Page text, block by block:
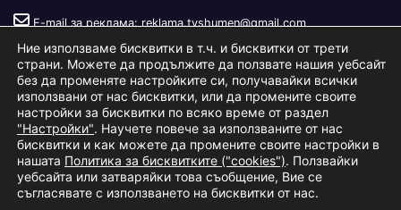
E-mail за реклама: reklama.tvshumen@gmail.com
Copyright © 2026Телевизия Шумен.|Изработка: S.I.T Solutions
Ltd.
За насРекламаУсловия за ползване
Ние използваме бисквитки в т.ч. и бисквитки от трети
страни. Можете да продължите да ползвате нашия уебсайт
без да променяте настройките си, получавайки всички
използвани от нас бисквитки, или да промените своите
настройки за бисквитки по всяко време от раздел
"Настройки". Научете повече за използваните от нас
бисквитки и как можете да промените своите настройки в
нашата Политика за бисквитките ("cookies"). Ползвайки
уебсайта или затваряйки това съобщение, Вие се
съгласявате с използването на бисквитки от нас.